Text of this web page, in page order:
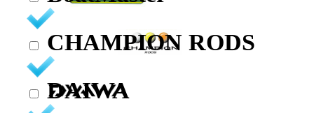
CHAMPION RODS
DAIWA